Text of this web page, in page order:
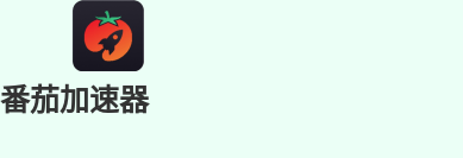
番茄加速器